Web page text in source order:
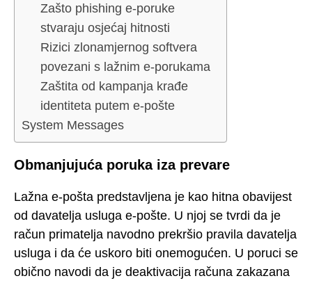
Zašto phishing e-poruke
stvaraju osjećaj hitnosti
Rizici zlonamjernog softvera
povezani s lažnim e-porukama
Zaštita od kampanja krađe
identiteta putem e-pošte
System Messages
Obmanjujuća poruka iza prevare
Lažna e-pošta predstavljena je kao hitna obavijest
od davatelja usluga e-pošte. U njoj se tvrdi da je
račun primatelja navodno prekršio pravila davatelja
usluga i da će uskoro biti onemogućen. U poruci se
obično navodi da je deaktivacija računa zakazana